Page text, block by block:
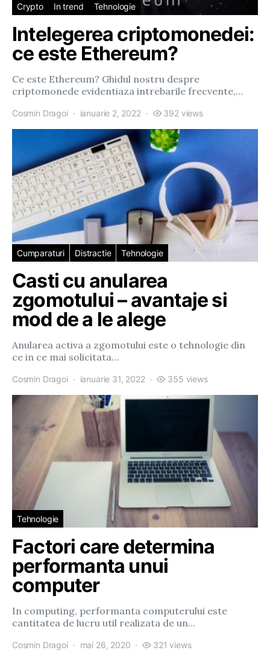
Crypto In trend Tehnologie
Intelegerea criptomonedei:
ce este Ethereum?
Ce este Ethereum? Ghidul nostru despre
criptomonede evidentiaza intrebarile frecvente,…
Cosmin Dragoi ianuarie 2, 2022 392 views
Cumparaturi Distractie Tehnologie
Casti cu anularea
zgomotului – avantaje si
mod de a le alege
Anularea activa a zgomotului este o tehnologie din
ce in ce mai solicitata…
Cosmin Dragoi ianuarie 31, 2022 355 views
Tehnologie
Factori care determina
performanta unui
computer
In computing, performanta computerului este
cantitatea de lucru util realizata de un…
Cosmin Dragoi mai 26, 2020 321 views